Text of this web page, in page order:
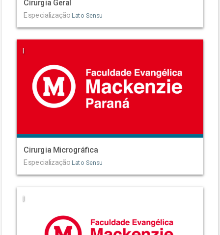
Cirurgia Geral
Especialização Lato Sensu
|
Cirurgia Micrográfica
Especialização Lato Sensu
|